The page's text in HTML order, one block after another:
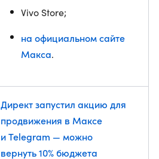
Vivo Store;
на официальном сайте
Макса.
Директ запустил акцию для
продвижения в Максе
и Telegram — можно
вернуть 10% бюджета